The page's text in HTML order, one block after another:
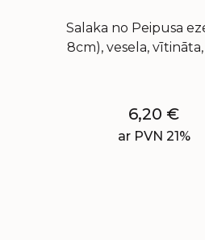
Salaka no Peipusa
8cm), vesela,
6,20 €
ar PVN 21%